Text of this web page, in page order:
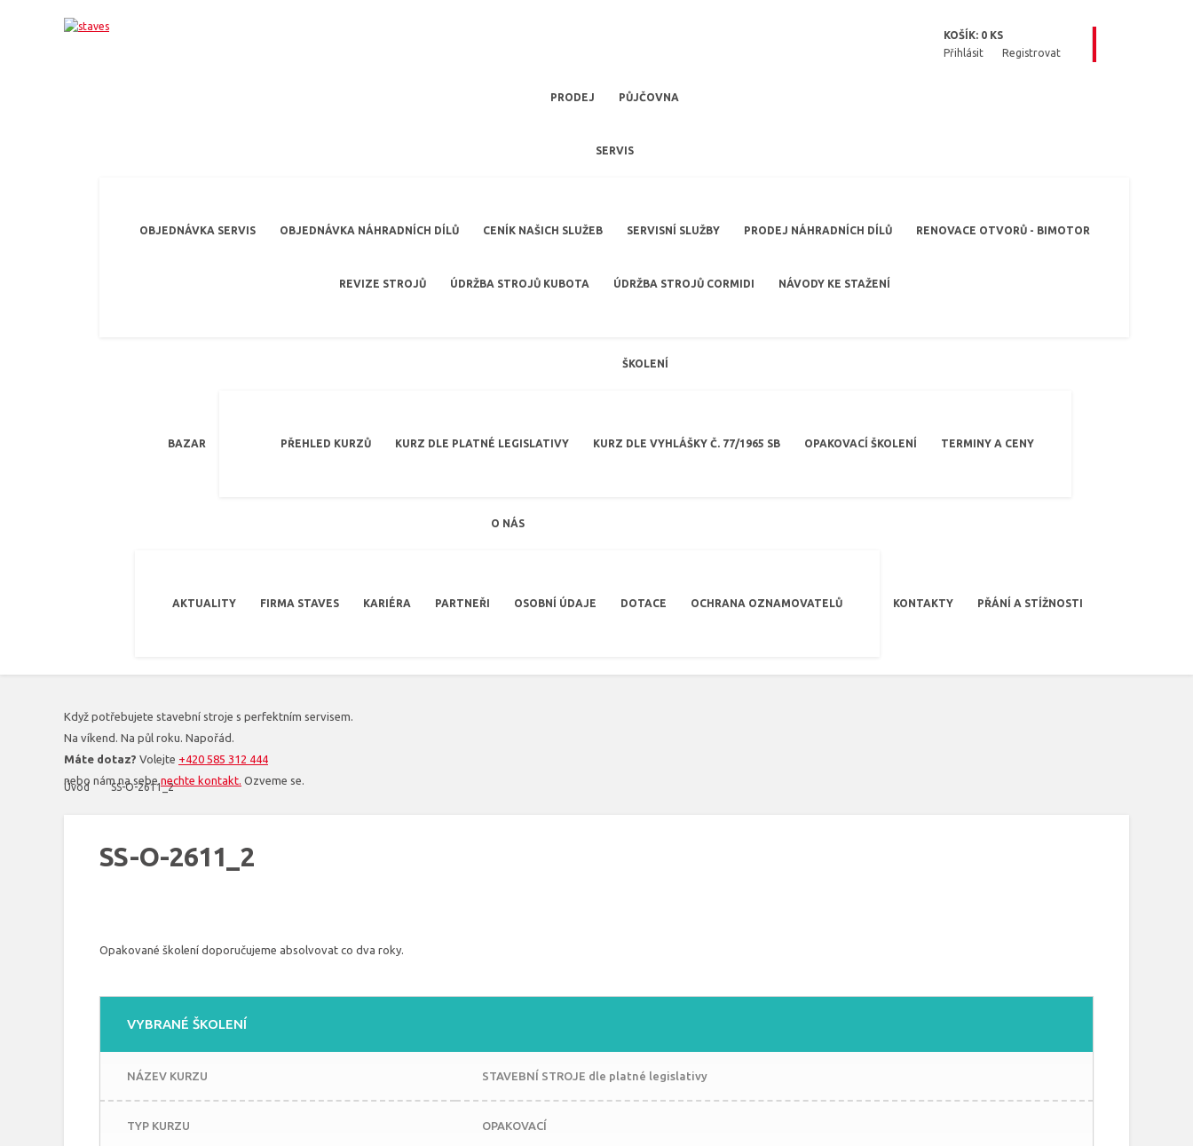
KOŠÍK: 0 KS
Přihlásit
Registrovat
PRODEJ PŮJČOVNA
SERVIS
OBJEDNÁVKA SERVIS OBJEDNÁVKA NÁHRADNÍCH DÍLŮ CENÍK NAŠICH SLUŽEB SERVISNÍ SLUŽBY PRODEJ NÁHRADNÍCH DÍLŮ RENOVACE OTVORŮ - BIMOTOR
REVIZE STROJŮ ÚDRŽBA STROJŮ KUBOTA ÚDRŽBA STROJŮ CORMIDI NÁVODY KE STAŽENÍ
BAZAR
ŠKOLENÍ
PŘEHLED KURZŮ KURZ DLE PLATNÉ LEGISLATIVY KURZ DLE VYHLÁŠKY Č. 77/1965 SB OPAKOVACÍ ŠKOLENÍ TERMINY A CENY
O NÁS
AKTUALITY FIRMA STAVES KARIÉRA PARTNEŘI OSOBNÍ ÚDAJE DOTACE OCHRANA OZNAMOVATELŮ KONTAKTY PŘÁNÍ A STÍŽNOSTI
Když potřebujete stavební stroje s perfektním servisem.
Na víkend. Na půl roku. Napořád.
Máte dotaz? Volejte +420 585 312 444
nebo nám na sebenechte kontakt. Ozveme se.
Úvod SS-O-2611_2
SS-O-2611_2
Opakované školení doporučujeme absolvovat co dva roky.
VYBRANÉ ŠKOLENÍ
NÁZEV KURZU STAVEBNÍ STROJE dle platné legislativy
TYP KURZU OPAKOVACÍ